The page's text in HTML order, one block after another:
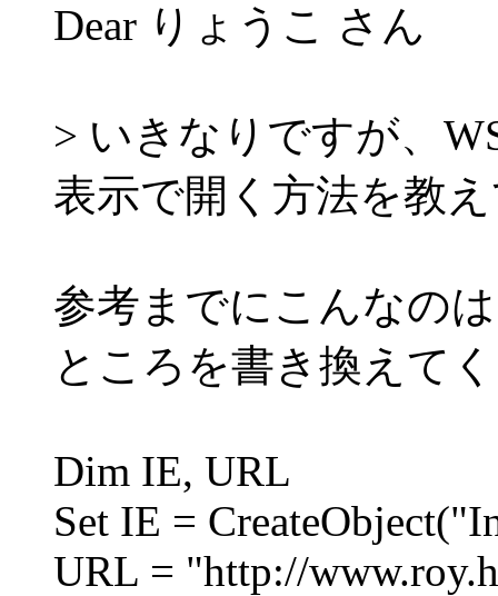
Dear りょうこ さん
> いきなりですが、
表示で開く方法を教
参考までにこんなの
ところを書き換えて
Dim IE, URL
Set IE =
URL = "http://